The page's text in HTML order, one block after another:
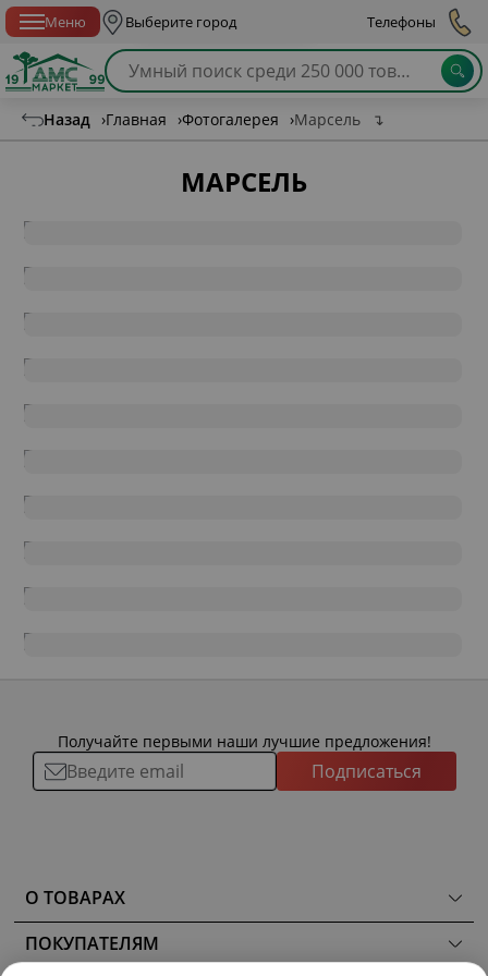
Меню Выберите город Телефоны
Назад ›Главная ›Фотогалерея ›Марсель ↴
МАРСЕЛЬ
Получайте первыми наши лучшие предложения!
Подписаться
О ТОВАРАХ
ТОВАРЫ
КОМНАТЫ
КОЛЛЕКЦИИ
ПОКУПАТЕЛЯМ
Как сделать заказ